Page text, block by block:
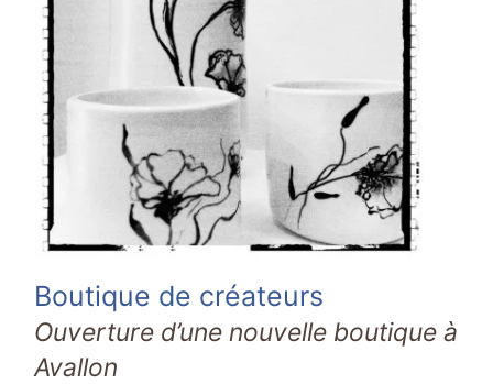
Boutique de créateurs
Ouverture d’une nouvelle boutique à
Avallon